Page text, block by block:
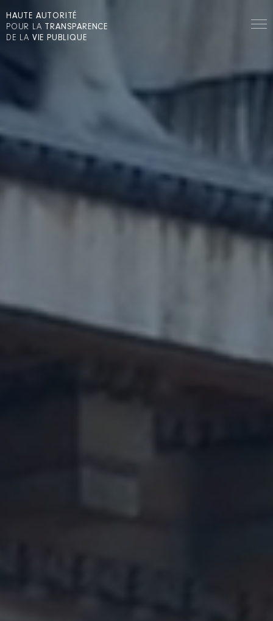
HAUTE AUTORITÉ
POUR LA TRANSPARENCE
DE LA VIE PUBLIQUE